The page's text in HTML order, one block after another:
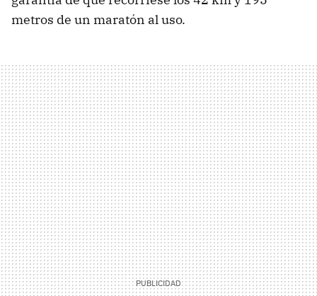
metros de un maratón al uso.